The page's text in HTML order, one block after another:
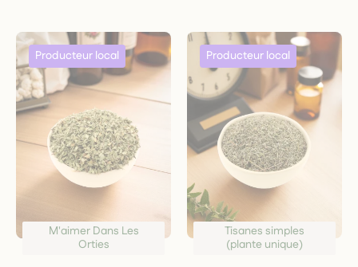
M'aimer Dans Les
Orties
Tisanes simples
(plante unique)